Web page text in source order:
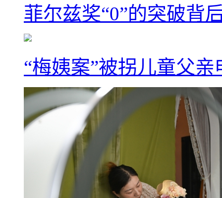
菲尔兹奖“0”的突破背
“梅姨案”被拐儿童父